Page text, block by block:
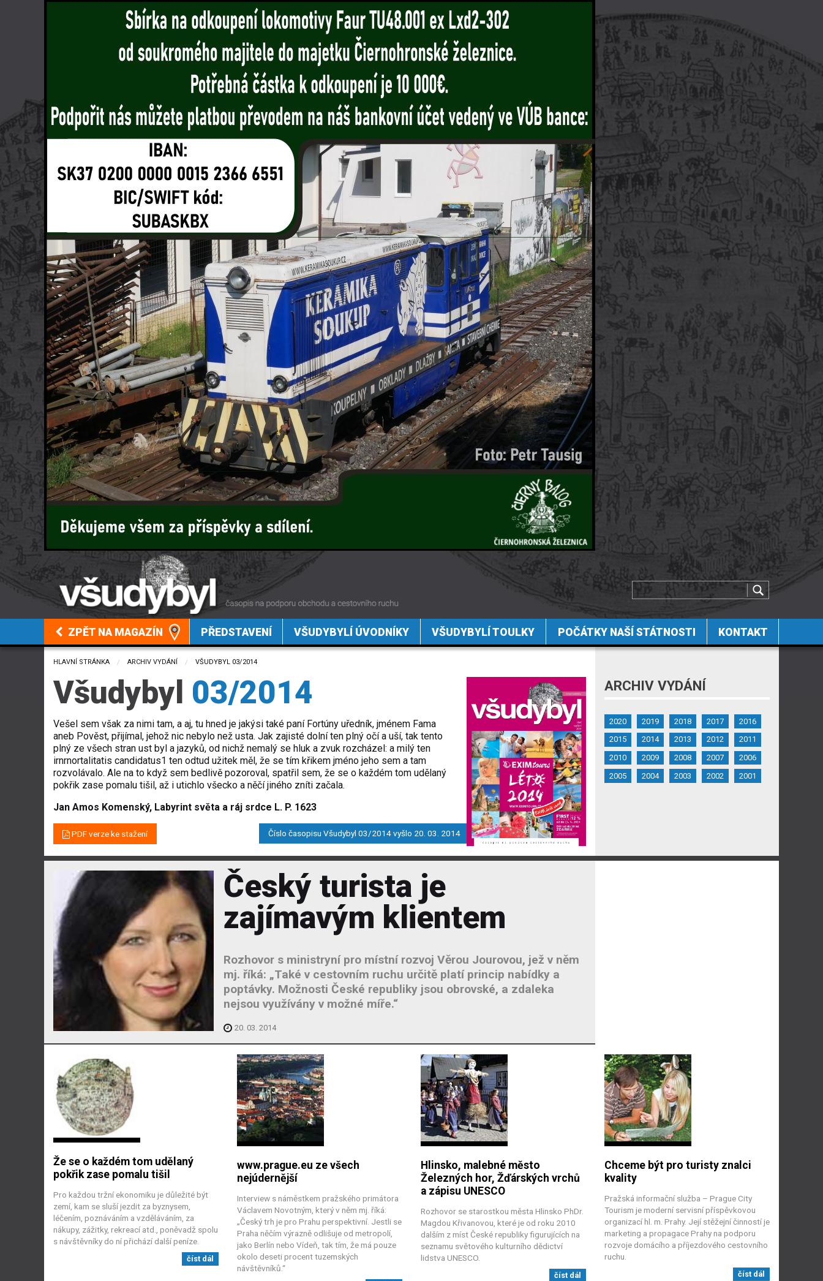
ZPĚT NA MAGAZÍN PŘEDSTAVENÍ VŠUDYBYLÍ ÚVODNÍKY VŠUDYBYLÍ TOULKY POČÁTKY NAŠÍ STÁTNOSTI KONTAKT
HLAVNÍ STRÁNKA ARCHIV VYDÁNÍ CURRENT:
VŠUDYBYL 03/2014
Všudybyl 03/2014
Vešel sem však za nimi tam, a aj, tu hned je jakýsi také paní Fortúny uředník, jménem Fama
aneb Pověst, přijímal, jehož nic nebylo než usta. Jak zajisté dolní ten plný očí a uší, tak tento
plný ze všech stran ust byl a jazyků, od nichž nemalý se hluk a zvuk rozcházel: a milý ten
irnrnortalitatis candidatus1 ten odtud užitek měl, že se tím křikem jméno jeho sem a tam
rozvolávalo. Ale na to když sem bedlivě pozoroval, spatřil sem, že se o každém tom udělaný
pokřik zase pomalu tišil, až i utichlo všecko a něčí jiného zníti začala.
Jan Amos Komenský, Labyrint světa a ráj srdce L. P. 1623
PDF verze ke stažení Číslo časopisu Všudybyl 03/2014 vyšlo 20. 03. 2014
ARCHIV VYDÁNÍ
2020 2019 2018 2017
2016
2015
2014 2013 2012
2011
2010
2009 2008 2007
2006
2005
2004 2003 2002 2001
Český turista je
zajímavým klientem
Rozhovor s ministryní pro místní rozvoj Věrou Jourovou, jež v něm
mj. říká: „Také v cestovním ruchu určitě platí princip nabídky a
poptávky. Možnosti České republiky jsou obrovské, a zdaleka
nejsou využívány v možné míře.“
20. 03. 2014
Že se o každém tom udělaný
pokřik zase pomalu tišil
Pro každou tržní ekonomiku je důležité být
zemí, kam se sluší jezdit za byznysem,
léčením, poznáváním a vzděláváním, za
nákupy, zážitky, rekreací atd., poněvadž spolu
s návštěvníky do ní přichází další peníze.
číst dál
www.prague.eu ze všech
nejúdernější
Interview s náměstkem pražského primátora
Václavem Novotným, který v něm mj. říká:
„Český trh je pro Prahu perspektivní. Jestli se
Praha něčím výrazně odlišuje od metropolí,
jako Berlín nebo Vídeň, tak tím, že má pouze
okolo deseti procent tuzemských
návštěvníků.“
Hlinsko, malebné město
Železných hor, Žďárských vrchů
a zápisu UNESCO
Rozhovor se starostkou města Hlinsko PhDr.
Magdou Křivanovou, které je od roku 2010
dalším z míst České republiky figurujících na
seznamu světového kulturního dědictví
lidstva UNESCO.
číst dál
Chceme být pro turisty znalci
kvality
Pražská informační služba – Prague City
Tourism je moderní servisní příspěvkovou
organizací hl. m. Prahy. Její stěžejní činností je
marketing a propagace Prahy na podporu
rozvoje domácího a příjezdového cestovního
ruchu.
číst dál